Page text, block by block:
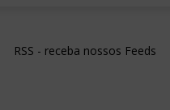
RSS - receba nossos Feeds